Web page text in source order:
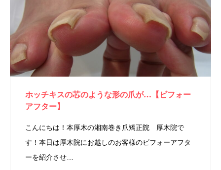
ホッチキスの芯のような形の爪が…【ビフォー
アフター】
こんにちは！本厚木の湘南巻き爪矯正院 厚木院で
す！本日は厚木院にお越しのお客様のビフォーアフタ
ーを紹介させ…